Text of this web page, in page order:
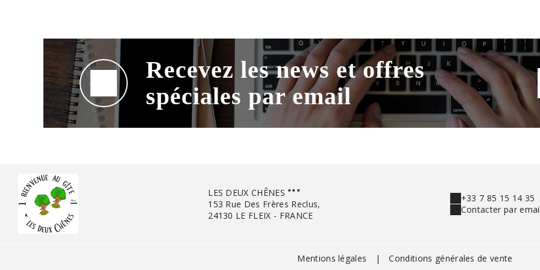
Recevez les news et offres
spéciales par email
LES DEUX CHÊNES
153 Rue Des Frères Reclus,
24130 LE FLEIX - FRANCE
+33 7 85 15 14 35
Contacter par
Mentions légales | Conditions générales de vente